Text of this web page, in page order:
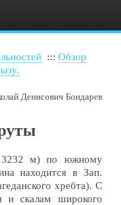
::: Обзор
Денисович Бондарев
3232 м) по южному
находится в Зап.
хребта). С
и скалам широкого